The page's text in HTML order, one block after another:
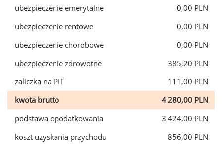
ubezpieczenie emerytalne
0,00 PLN
ubezpieczenie rentowe
0,00 PLN
ubezpieczenie chorobowe
0,00 PLN
ubezpieczenie zdrowotne
385,20 PLN
zaliczka na PIT
111,00 PLN
kwota brutto
4 280,00 PLN
podstawa opodatkowania
3 424,00 PLN
koszt uzyskania przychodu
856,00 PLN